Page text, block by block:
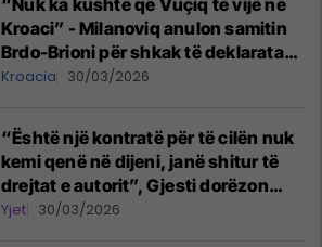
“Nuk ka kushte që Vuçiq të vijë në
Kroaci” - Milanoviq anulon samitin
Brdo-Brioni për shkak të deklaratave
të presidentit serb
Kroacia 30/03/2026
“Është një kontratë për të cilën nuk
kemi qenë në dijeni, janë shitur të
drejtat e autorit”, Gjesti dorëzon
kallëzim penal ndaj "Onima"
Yjet 30/03/2026